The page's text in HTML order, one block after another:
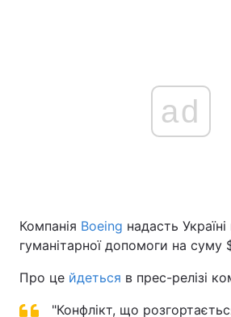
ad
Компанія Boeing надасть
гуманітарної допомоги на суму
Про це йдеться в прес-релізі
"Конфлікт, що